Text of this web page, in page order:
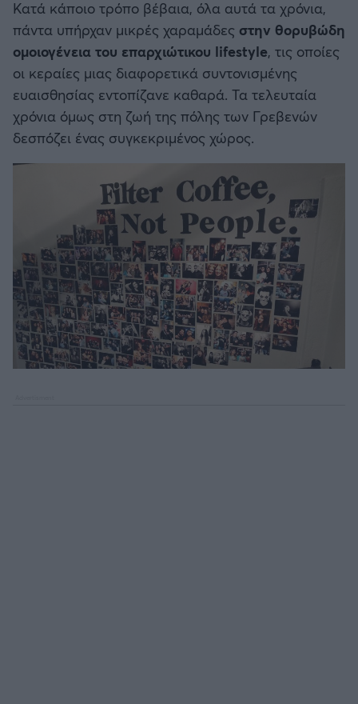
Παρί Σεν Ζερμέν
Κατά κάποιο τρόπο βέβαια, όλα αυτά τα χρόνια,
πάντα υπήρχαν μικρές χαραμάδες στην θορυβώδη
ομοιογένεια του επαρχιώτικου lifestyle, τις οποίες
οι κεραίες μιας διαφορετικά συντονισμένης
ευαισθησίας εντοπίζανε καθαρά. Τα τελευταία
χρόνια όμως στη ζωή της πόλης των Γρεβενών
δεσπόζει ένας συγκεκριμένος χώρος.